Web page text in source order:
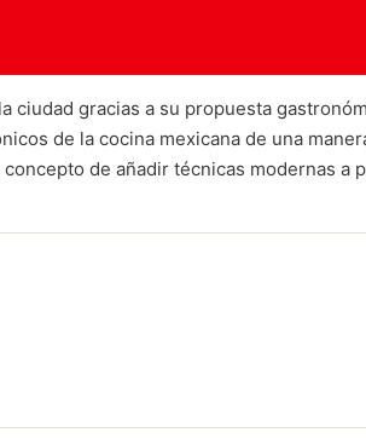
gracias a su propuesta
de la cocina mexicana de una
de añadir técnicas modernas